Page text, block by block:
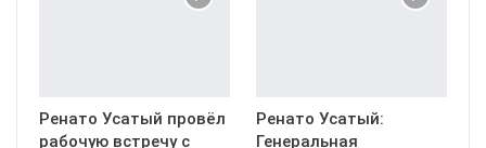
Ренато Усатый провёл
рабочую встречу с
Ренато Усатый:
Генеральная